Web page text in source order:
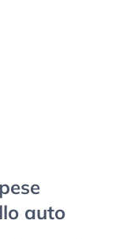
auto